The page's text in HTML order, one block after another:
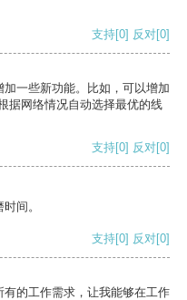
支持[0] 反对[0]
一些新功能。比如，可以增加
据网络情况自动选择最优的线
支持[0] 反对[0]
间。
支持[0] 反对[0]
的工作需求，让我能够在工作